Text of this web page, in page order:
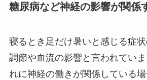
糖尿病など神経の影響が関係
寝るとき足だけ暑いと感じる症
調節や血流の影響と言われてい
れに神経の働きが関係している